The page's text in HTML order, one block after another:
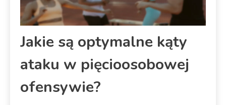
Jakie są optymalne kąty
ataku w pięcioosobowej
ofensywie?